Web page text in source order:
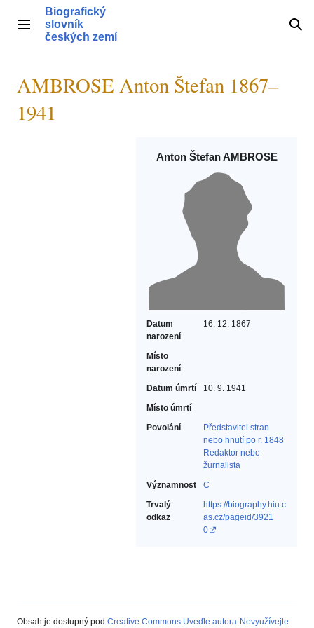
obsahHlavní menu
Biografický
slovník
českých zemí
AMBROSE Anton Štefan 1867–
1941
Anton Štefan AMBROSE
Datum
narození
16. 12. 1867
Místo
narození
Datum úmrtí
10. 9. 1941
Místo úmrtí
Povolání
Představitel stran
nebo hnutí po r. 1848‎
Redaktor nebo
žurnalista‎
Významnost
C
Trvalý
odkaz
https://biography.hiu.c
as.cz/pageid/3921
0
Obsah je dostupný pod Creative Commons Uveďte autora-Nevyužívejte